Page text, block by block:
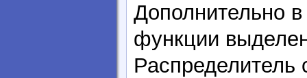
Дополнительно
функции
Распределитель